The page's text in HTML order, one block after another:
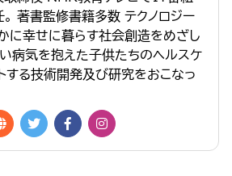
。 著書監修書籍多数 テクノロジー
に幸せに暮らす社会創造をめざし
病気を抱えた子供たちのヘルスケ
する技術開発及び研究をおこなっ